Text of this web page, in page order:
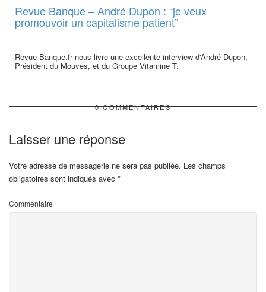
Revue Banque – André Dupon : “je veux
promouvoir un capitalisme patient”
Revue Banque.fr nous livre une excellente interview d'André Dupon,
Président du Mouves, et du Groupe Vitamine T.
0 COMMENTAIRES
Laisser une réponse
Votre adresse de messagerie ne sera pas publiée. Les champs
obligatoires sont indiqués avec *
Commentaire